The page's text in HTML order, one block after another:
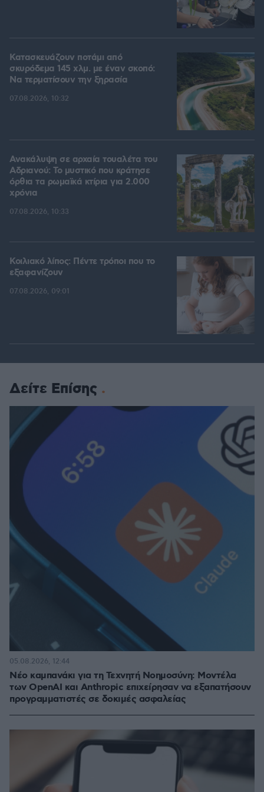
Κατασκευάζουν ποτάμι από
σκυρόδεμα 145 χλμ. με έναν σκοπό:
Να τερματίσουν την ξηρασία
07.08.2026, 10:32
Ανακάλυψη σε αρχαία τουαλέτα του
Αδριανού: Το μυστικό που κράτησε
όρθια τα ρωμαϊκά κτίρια για 2.000
χρόνια
07.08.2026, 10:33
Κοιλιακό λίπος: Πέντε τρόποι που το
εξαφανίζουν
07.08.2026, 09:01
Δείτε Επίσης
Νέο καμπανάκι για τη Τεχνητή Νοημοσύνη: Μοντέλα
των OpenAI και Anthropic επιχείρησαν να εξαπατήσουν
προγραμματιστές σε δοκιμές ασφαλείας
05.08.2026, 12:44